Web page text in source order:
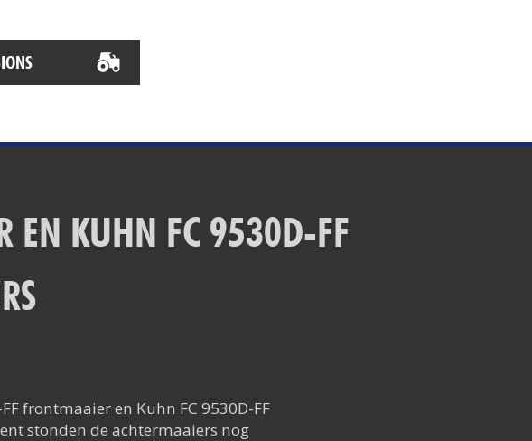
EN KUHN FC 9530D-FF
frontmaaier en Kuhn FC 9530D-FF
stonden de achtermaaiers nog